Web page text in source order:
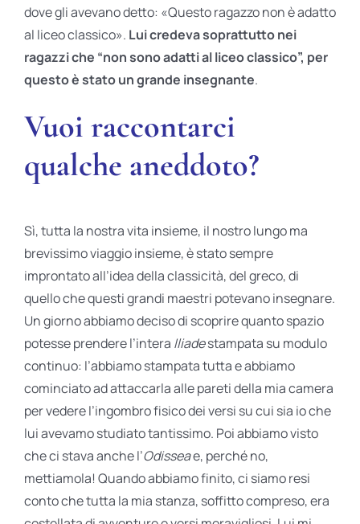
dove gli avevano detto: «Questo ragazzo non è adatto
al liceo classico». Lui credeva soprattutto nei
ragazzi che “non sono adatti al liceo classico”, per
questo è stato un grande insegnante.
Vuoi raccontarci
qualche aneddoto?
Sì, tutta la nostra vita insieme, il nostro lungo ma
brevissimo viaggio insieme, è stato sempre
improntato all’idea della classicità, del greco, di
quello che questi grandi maestri potevano insegnare.
Un giorno abbiamo deciso di scoprire quanto spazio
potesse prendere l’intera Iliadestampata su modulo
continuo: l’abbiamo stampata tutta e abbiamo
cominciato ad attaccarla alle pareti della mia camera
per vedere l’ingombro fisico dei versi su cui sia io che
lui avevamo studiato tantissimo. Poi abbiamo visto
che ci stava anche l’Odisseae, perché no,
mettiamola! Quando abbiamo finito, ci siamo resi
conto che tutta la mia stanza, soffitto compreso, era